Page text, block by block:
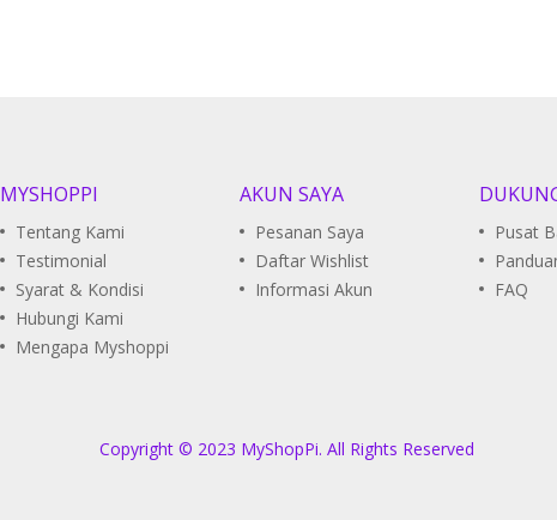
MYSHOPPI
Tentang Kami
Testimonial
Syarat & Kondisi
Hubungi Kami
Mengapa Myshoppi
AKUN SAYA
Pesanan Saya
Daftar Wishlist
Informasi Akun
Pusat
FAQ
Copyright © 2023 MyShopPi. All Rights Reserved